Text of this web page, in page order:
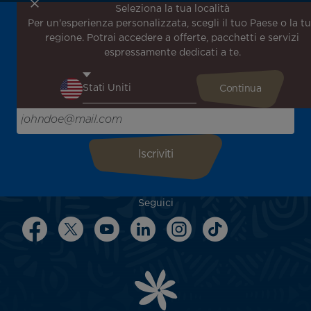
Iscriviti alla nostra newsletter per ricevere le ultime
notizie!
Ricevi per primo tutte le nostre offerte e promozioni
per il tuo prossimo viaggio!
Inserisci la tua email qui
Seguici
Seleziona la tua località
Per un'esperienza personalizzata, scegli il tuo Paese o la
regione. Potrai accedere a offerte, pacchetti e servizi
espressamente dedicati a te.